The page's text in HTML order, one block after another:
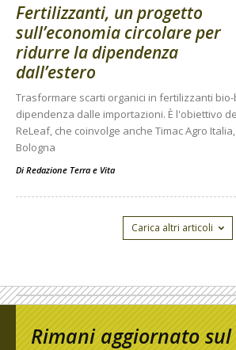
Fertilizzanti, un progetto
sull’economia circolare per
ridurre la dipendenza
dall’estero
Trasformare scarti organici in fertilizzanti
dipendenza dalle importazioni. È l'obiettivo
ReLeaf, che coinvolge anche Timac Agro
Bologna
Di Redazione Terra e Vita
Carica altri articoli
Rimani aggiornato